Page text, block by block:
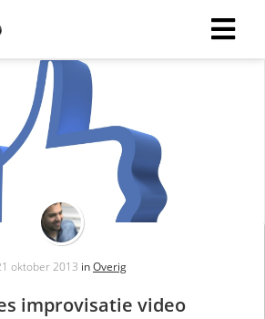
oktober 2013 inOverig
improvisatie video